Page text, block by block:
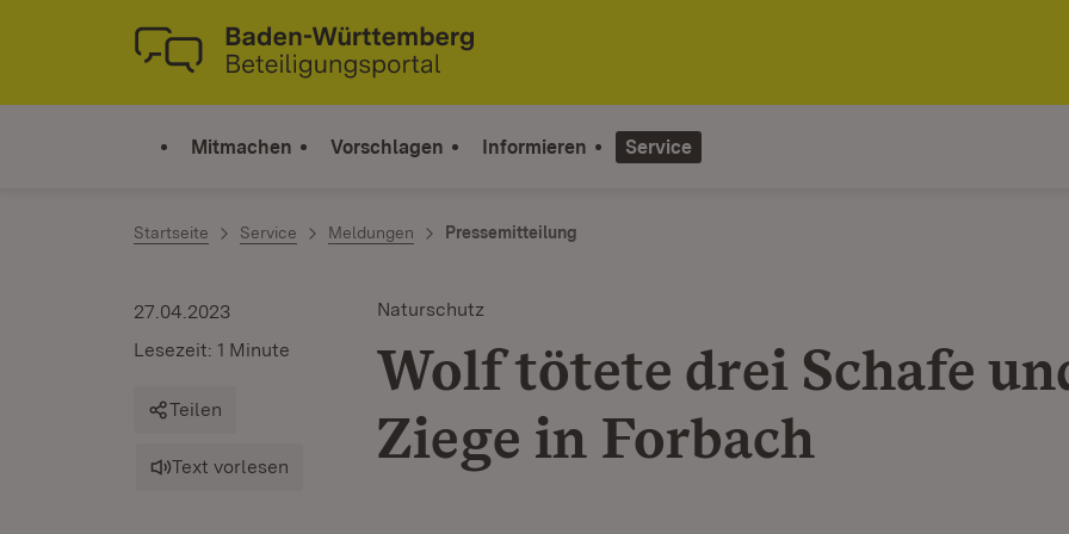
Zum Inhalt springen
Link zur Startseite
Mitmachen Vorschlagen Informieren Service
Startseite Service Meldungen Pressemitteilung
Naturschutz
Wolf tötete drei Schafe
Ziege in Forbach
27.04.2023
Lesezeit: 1 Minute
Teilen
Text vorlesen